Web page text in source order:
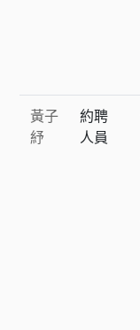
黃子
紓
約聘
人員